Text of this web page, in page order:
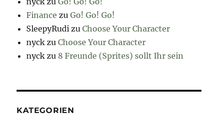
Finance zuGo! Go! Go!
SleepyRudi zuChoose Your Character
nyck zuChoose Your Character
nyck zu 8 Freunde (Sprites) sollt Ihr sein
KATEGORIEN